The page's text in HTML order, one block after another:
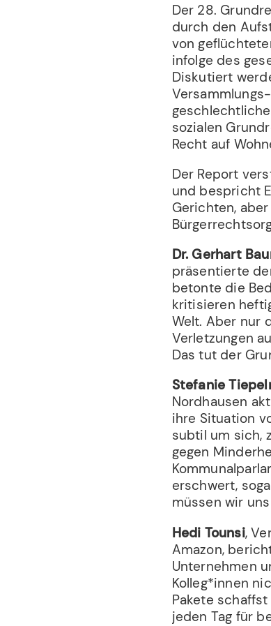
Der 28.
durch den
von
infolge des
Diskutiert
sozialen
Recht auf
Der Report
und bespricht
Gerichten,
Dr. Gerhart
präsentierte
betonte die
kritisieren
Welt. Aber nur
Verletzungen
Das tut der
Stefanie
Nordhausen
ihre Situation
subtil um sich,
gegen
erschwert,
müssen wir
Hedi Tounsi,
Amazon,
Unternehmen
Kolleg*innen
Pakete
jeden Tag für